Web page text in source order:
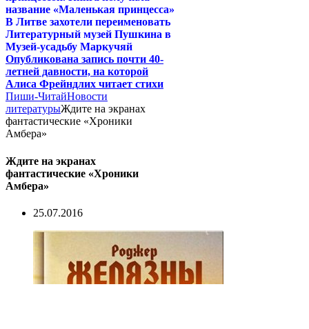
название «Маленькая принцесса»
В Литве захотели переименовать
Литературный музей Пушкина в
Музей-усадьбу Маркучяй
Опубликована запись почти 40-
летней давности, на которой
Алиса Фрейндлих читает стихи
Пиши-ЧитайНовости
литературыЖдите на экранах
фантастические «Хроники
Амбера»
Ждите на экранах
фантастические «Хроники
Амбера»
25.07.2016